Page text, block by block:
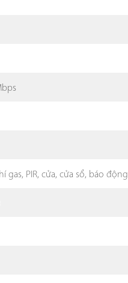
gas, PIR, cửa, cửa sổ, báo